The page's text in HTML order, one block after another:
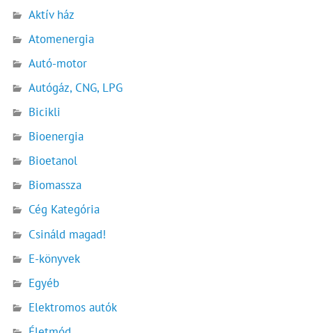
Aktív ház
Atomenergia
Autó-motor
Autógáz, CNG, LPG
Bicikli
Bioenergia
Bioetanol
Biomassza
Cég Kategória
Csináld magad!
E-könyvek
Egyéb
Elektromos autók